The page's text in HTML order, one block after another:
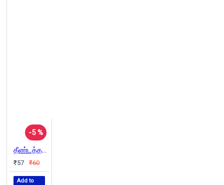
-5 %
தீண்டத்தகாதவர்கள் காந்தியிடம் ஏன் எச்சரிக்கையாக இருக்க வேண்டும்?
₹57 ₹60
Add to